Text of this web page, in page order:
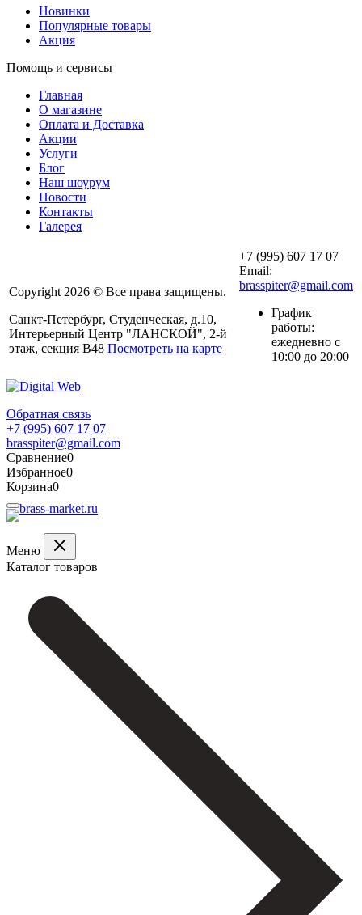
Новинки
Популярные товары
Акция
Помощь и сервисы
Главная
О магазине
Оплата и Доставка
Акции
Услуги
Блог
Наш шоурум
Новости
Контакты
Галерея
Copyright 2026 © Все права защищены.
Санкт-Петербург, Студенческая, д.10,
Интерьерный Центр "ЛАНСКОЙ", 2-й
этаж, секция В48 Посмотреть на карте
+7 (995) 607 17 07
Email:
brasspiter@gmail.com
График
работы:
ежедневно с
10:00 до 20:00
Обратная связь
+7 (995) 607 17 07
brasspiter@gmail.com
Сравнение0
Избранное0
Корзина0
Меню
Каталог товаров